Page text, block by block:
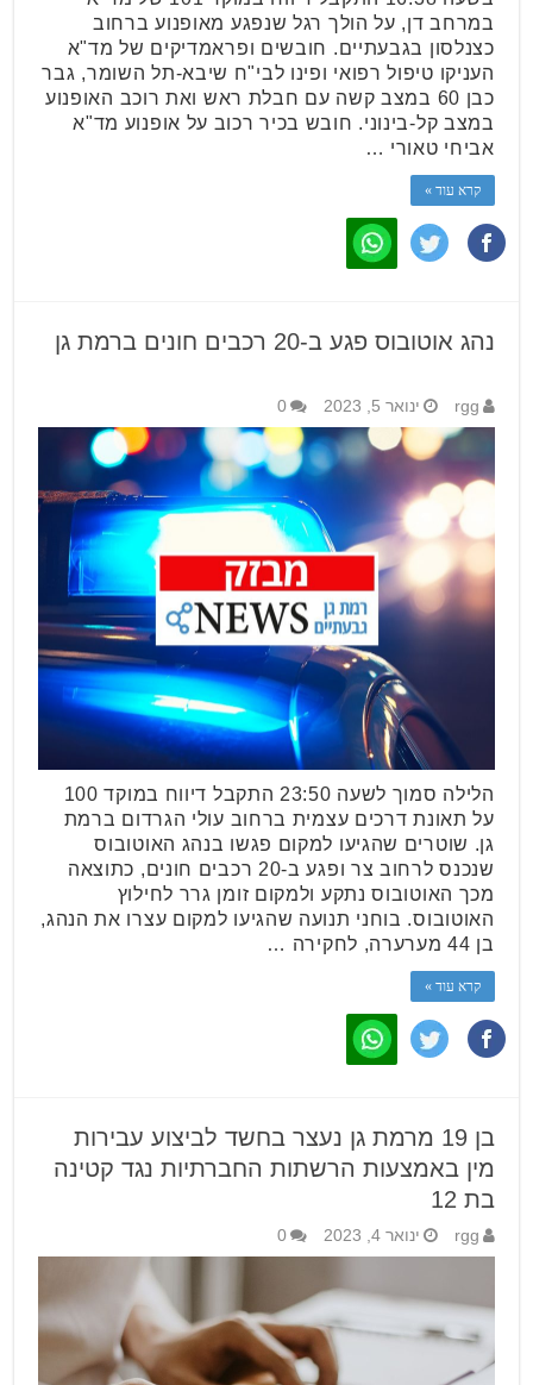
במרחב דן, על הולך רגל שנפגע מאופנוע ברחוב
כצנלסון בגבעתיים. חובשים ופראמדיקים של מד"א
העניקו טיפול רפואי ופינו לבי"ח שיבא-תל השומר, גבר
כבן 60 במצב קשה עם חבלת ראש ואת רוכב האופנוע
במצב קל-בינוני. חובש בכיר רכוב על אופנוע מד"א
אביחי טאורי …
קרא עוד »
נהג אוטובוס פגע ב-20 רכבים חונים ברמת גן
rgg ינואר 5, 2023 0
הלילה סמוך לשעה 23:50 התקבל דיווח במוקד 100
על תאונת דרכים עצמית ברחוב עולי הגרדום ברמת
גן. שוטרים שהגיעו למקום פגשו בנהג האוטובוס
שנכנס לרחוב צר ופגע ב-20 רכבים חונים, כתוצאה
מכך האוטובוס נתקע ולמקום זומן גרר לחילוץ
האוטובוס. בוחני תנועה שהגיעו למקום עצרו את הנהג,
בן 44 מערערה, לחקירה …
קרא עוד »
בן 19 מרמת גן נעצר בחשד לביצוע עבירות
מין באמצעות הרשתות החברתיות נגד קטינה
בת 12
rgg ינואר 4, 2023 0